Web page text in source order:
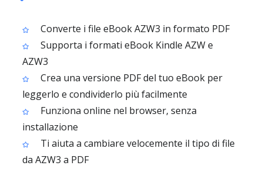
Converte i file eBook AZW3 in formato PDF
Supporta i formati eBook Kindle AZW e
AZW3
Crea una versione PDF del tuo eBook per
leggerlo e condividerlo più facilmente
Funziona online nel browser, senza
installazione
Ti aiuta a cambiare velocemente il tipo di file
da AZW3 a PDF